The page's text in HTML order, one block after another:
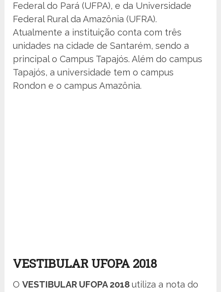
Federal do Pará (UFPA), e da Universidade
Federal Rural da Amazônia (UFRA).
Atualmente a instituição conta com três
unidades na cidade de Santarém, sendo a
principal o Campus Tapajós. Além do campus
Tapajós, a universidade tem o campus
Rondon e o campus Amazônia.
VESTIBULAR UFOPA 2018
OVESTIBULAR UFOPA 2018utiliza a nota do